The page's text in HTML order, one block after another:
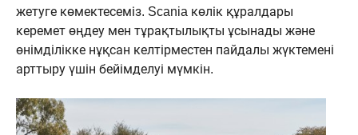
жетуге көмектесеміз. Scania көлік құралдары
керемет өңдеу мен тұрақтылықты ұсынады және
өнімділікке нұқсан келтірместен пайдалы жүктемені
арттыру үшін бейімделуі мүмкін.